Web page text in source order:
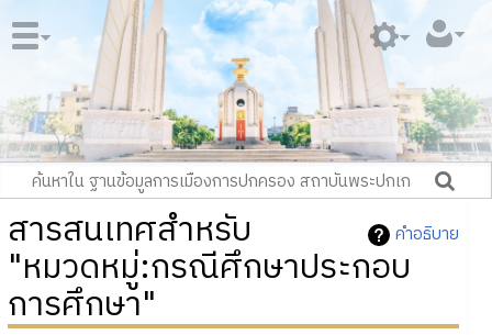
คำอธิบาย
สารสนเทศสำหรับ
"หมวดหมู่:กรณีศึกษาประกอบ
การศึกษา"